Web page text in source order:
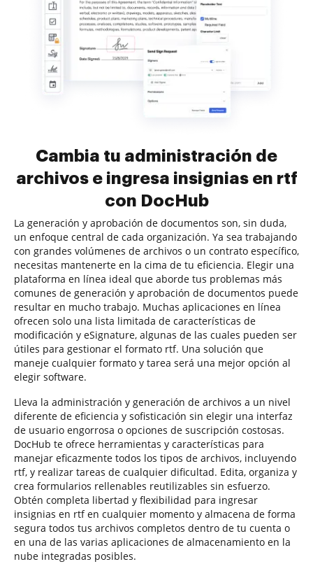
Cambia tu administración de
archivos e ingresa insignias en rtf
con DocHub
La generación y aprobación de documentos son, sin duda,
un enfoque central de cada organización. Ya sea trabajando
con grandes volúmenes de archivos o un contrato específico,
necesitas mantenerte en la cima de tu eficiencia. Elegir una
plataforma en línea ideal que aborde tus problemas más
comunes de generación y aprobación de documentos puede
resultar en mucho trabajo. Muchas aplicaciones en línea
ofrecen solo una lista limitada de características de
modificación y eSignature, algunas de las cuales pueden ser
útiles para gestionar el formato rtf. Una solución que
maneje cualquier formato y tarea será una mejor opción al
elegir software.
Lleva la administración y generación de archivos a un nivel
diferente de eficiencia y sofisticación sin elegir una interfaz
de usuario engorrosa o opciones de suscripción costosas.
DocHub te ofrece herramientas y características para
manejar eficazmente todos los tipos de archivos, incluyendo
rtf, y realizar tareas de cualquier dificultad. Edita, organiza y
crea formularios rellenables reutilizables sin esfuerzo.
Obtén completa libertad y flexibilidad para ingresar
insignias en rtf en cualquier momento y almacena de forma
segura todos tus archivos completos dentro de tu cuenta o
en una de las varias aplicaciones de almacenamiento en la
nube integradas posibles.